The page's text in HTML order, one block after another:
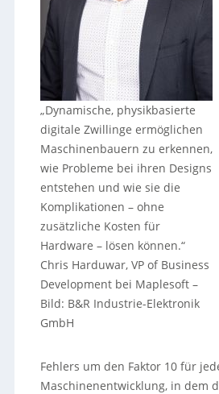
„Dynamische, physikbasierte
digitale Zwillinge ermöglichen
Maschinenbauern zu erkennen,
wie Probleme bei ihren Designs
entstehen und wie sie die
Komplikationen – ohne
zusätzliche Kosten für
Hardware – lösen können.“
Chris Harduwar, VP of Business
Development bei Maplesoft–
Bild: B&R Industrie-Elektronik
GmbH
Fehlers um den Faktor 10 für
Maschinenentwicklung, in dem